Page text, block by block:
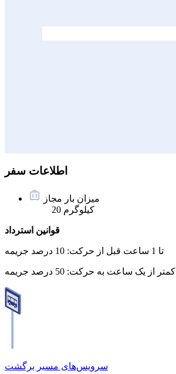
اطلاعات سفر
میزان بار مجاز
20 کیلوگرم
قوانین استرداد
تا 1 ساعت قبل از حرکت: 10 درصد جریمه
کمتر از یک ساعت به حرکت: 50 درصد جریمه
سرویس‌های مسیر برگشت